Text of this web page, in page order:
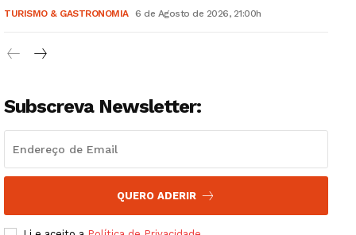
Institucional
Artigos
Edição Digital
Grande Entrevista
TURISMO & GASTRONOMIA 6 de Agosto de 2026, 21:00h
Subscreva Newsletter:
QUERO ADERIR